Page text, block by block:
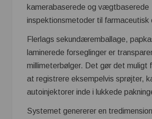
kamerabaserede og vægtbaserede
inspektionsmetoder til farmaceutisk
Flerlags sekundæremballage,
laminerede forseglinger er
millimeterbølger. Det gør det muligt
at registrere eksempelvis sprøjter,
autoinjektorer inde i lukkede
Systemet genererer en